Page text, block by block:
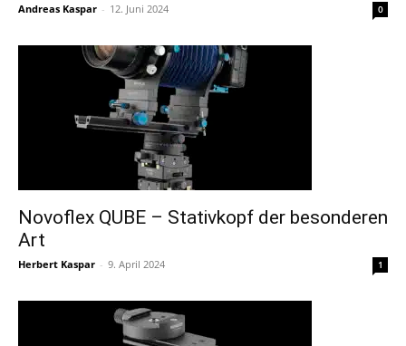
Andreas Kaspar - 12. Juni 2024 0
Novoflex QUBE – Stativkopf der besonderen
Art
Herbert Kaspar - 9. April 2024 1